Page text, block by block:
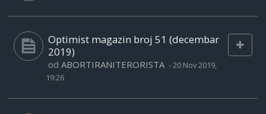
Optimist magazin broj 51 (decembar
2019)
od ABORTIRANITERORISTA -20 Nov 2019,
19:26